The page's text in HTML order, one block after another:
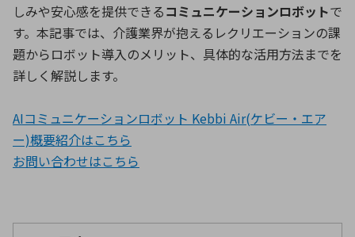
ミリ波レーダー
製品製造・加工
照射
シミュレーター
特定用途向け・その他 サービス
医療機器
Q
R S
T
U
V
Y
しみや安心感を提供できるコミュニケーションロボットで
す。本記事では、介護業界が抱えるレクリエーションの課
題からロボット導入のメリット、具体的な活用方法までを
詳しく解説します。
AIコミュニケーションロボット Kebbi Air(ケビー・エア
ー)概要紹介はこちら
お問い合わせはこちら